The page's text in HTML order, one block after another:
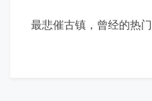
最悲催古镇，曾经的热